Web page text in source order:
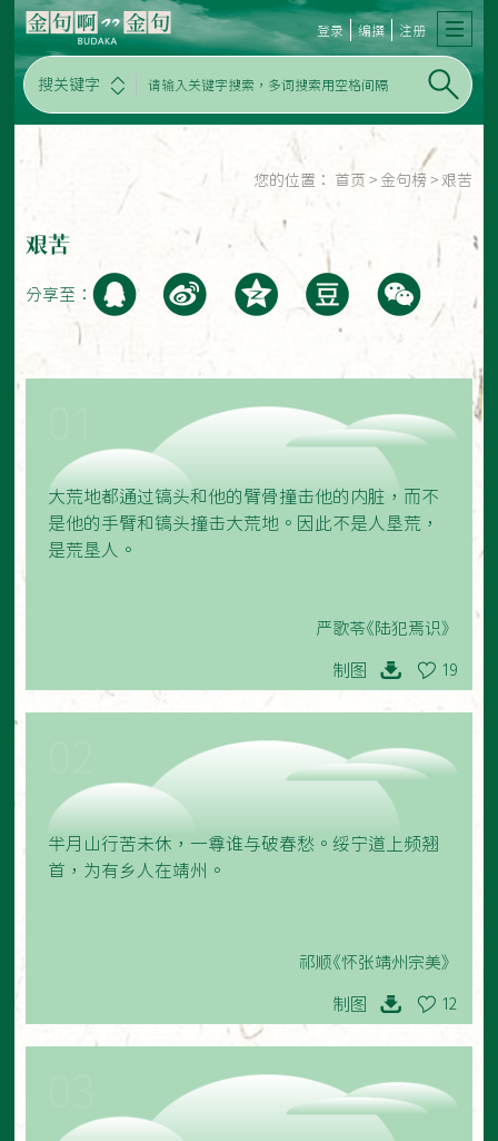
搜关键字
登录 编撰 注册
您的位置： 首页 > 金句榜 > 艰苦
艰苦
分享至：
大荒地都通过镐头和他的臂骨撞击他的内脏，而不
是他的手臂和镐头撞击大荒地。因此不是人垦荒，
是荒垦人。
严歌苓《陆犯焉识》
制图 19
半月山行苦未休，一尊谁与破春愁。绥宁道上频翘
首，为有乡人在靖州。
祁顺《怀张靖州宗美》
制图 12